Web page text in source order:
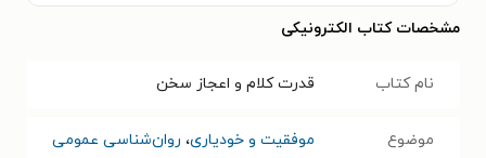
مشخصات کتاب الکترونیکی
نام کتاب قدرت کلام و اعجاز سخن
موضوع موفقیت و خودیاری، روان‌شناسی عمومی